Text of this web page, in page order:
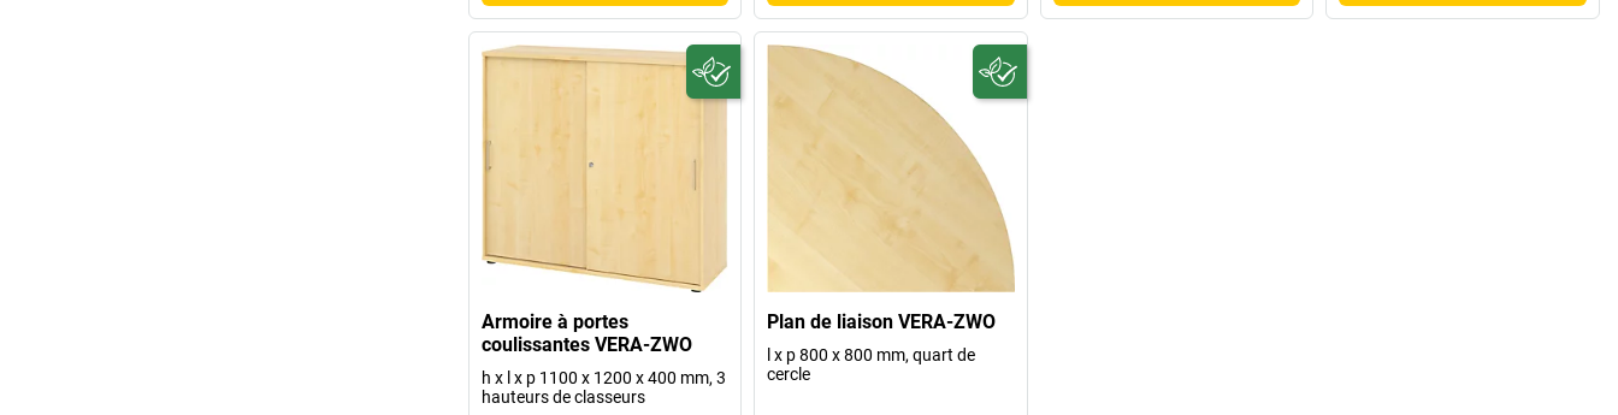
Armoire à portes
coulissantes VERA-ZWO
h x l x p 1100 x 1200 x 400 mm, 3
hauteurs de classeurs
Plan de liaison VERA-ZWO
l x p 800 x 800 mm, quart de
cercle